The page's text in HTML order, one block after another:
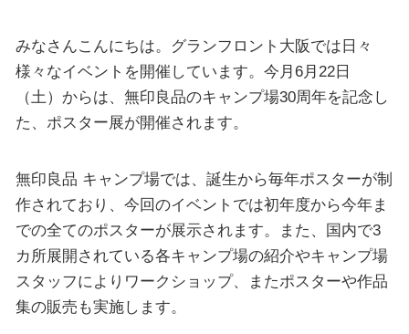
みなさんこんにちは。グランフロント大阪では日々
様々なイベントを開催しています。今月6月22日
（土）からは、無印良品のキャンプ場30周年を記念し
た、ポスター展が開催されます。
無印良品 キャンプ場では、誕生から毎年ポスターが制
作されており、今回のイベントでは初年度から今年ま
での全てのポスターが展示されます。また、国内で3
カ所展開されている各キャンプ場の紹介やキャンプ場
スタッフによりワークショップ、またポスターや作品
集の販売も実施します。